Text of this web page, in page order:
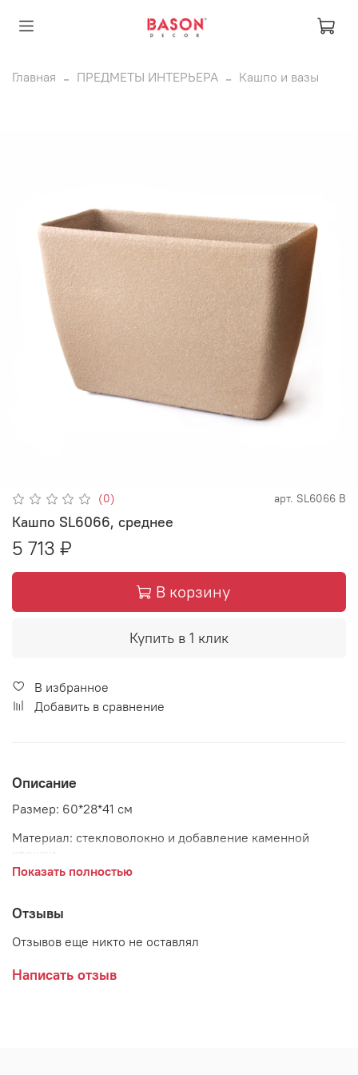
Главная ПРЕДМЕТЫ ИНТЕРЬЕРА Кашпо и вазы
(0) арт. SL6066 B
Кашпо SL6066, среднее
5 713 ₽
В корзину
Купить в 1 клик
В избранное
Добавить в сравнение
Описание
Размер: 60*28*41 см
Материал: стекловолокно и добавление каменной
крошки
Страна: Китай
Показать полностью
Отзывы
Отзывов еще никто не оставлял
Написать отзыв